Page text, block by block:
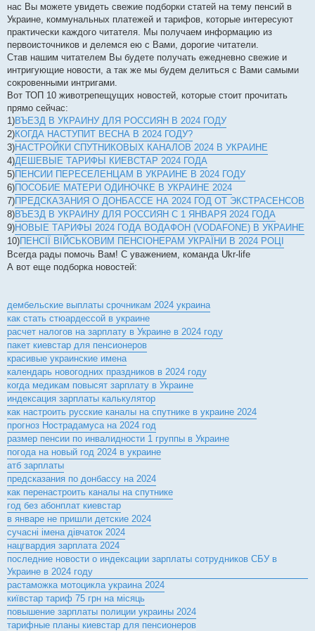
нас Вы можете увидеть свежие подборки статей на тему пенсий в
Украине, коммунальных платежей и тарифов, которые интересуют
практически каждого читателя. Мы получаем информацию из
первоисточников и делемся ею с Вами, дорогие читатели.
Став нашим читателем Вы будете получать ежедневно свежие и
интригующие новости, а так же мы будем делиться с Вами самыми
сокровенными интригами.
Вот ТОП 10 животрепещущих новостей, которые стоит прочитать
прямо сейчас:
1)ВЪЕЗД В УКРАИНУ ДЛЯ РОССИЯН В 2024 ГОДУ
2)КОГДА НАСТУПИТ ВЕСНА В 2024 ГОДУ?
3)НАСТРОЙКИ СПУТНИКОВЫХ КАНАЛОВ 2024 В УКРАИНЕ
4)ДЕШЕВЫЕ ТАРИФЫ КИЕВСТАР 2024 ГОДА
5)ПЕНСИИ ПЕРЕСЕЛЕНЦАМ В УКРАИНЕ В 2024 ГОДУ
6)ПОСОБИЕ МАТЕРИ ОДИНОЧКЕ В УКРАИНЕ 2024
7)ПРЕДСКАЗАНИЯ О ДОНБАССЕ НА 2024 ГОД ОТ ЭКСТРАСЕНСОВ
8)ВЪЕЗД В УКРАИНУ ДЛЯ РОССИЯН С 1 ЯНВАРЯ 2024 ГОДА
9)НОВЫЕ ТАРИФЫ 2024 ГОДА ВОДАФОН (VODAFONE) В УКРАИНЕ
10)ПЕНСІЇ ВІЙСЬКОВИМ ПЕНСІОНЕРАМ УКРАЇНИ В 2024 РОЦІ
Всегда рады помочь Вам! С уважением, команда Ukr-life
А вот еще подборка новостей:
дембельские выплаты срочникам 2024 украина
как стать стюардессой в украине
расчет налогов на зарплату в Украине в 2024 году
пакет киевстар для пенсионеров
красивые украинские имена
календарь новогодних праздников в 2024 году
когда медикам повысят зарплату в Украине
индексация зарплаты калькулятор
как настроить русские каналы на спутнике в украине 2024
прогноз Нострадамуса на 2024 год
размер пенсии по инвалидности 1 группы в Украине
погода на новый год 2024 в украине
атб зарплаты
предсказания по донбассу на 2024
как перенастроить каналы на спутнике
год без абонплат киевстар
в январе не пришли детские 2024
сучасні імена дівчаток 2024
нацгвардия зарплата 2024
последние новости о индексации зарплаты сотрудников СБУ в
Украине в 2024 году
растаможка мотоцикла украина 2024
київстар тариф 75 грн на місяць
повышение зарплаты полиции украины 2024
тарифные планы киевстар для пенсионеров